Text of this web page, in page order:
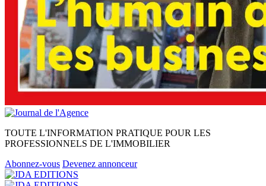
TOUTE L'INFORMATION PRATIQUE POUR LES
PROFESSIONNELS DE L'IMMOBILIER
Abonnez-vous Devenez annonceur